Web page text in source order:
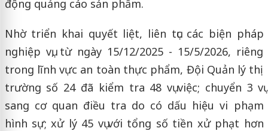
động quảng cáo sản phẩm.
Nhờ triển khai quyết liệt, liên tục các biện pháp
nghiệp vụ, từ ngày 15/12/2025 - 15/5/2026, riêng
trong lĩnh vực an toàn thực phẩm, Đội Quản lý thị
trường số 24 đã kiểm tra 48 vụ việc; chuyển 3 vụ
sang cơ quan điều tra do có dấu hiệu vi phạm
hình sự; xử lý 45 vụ với tổng số tiền xử phạt hơn